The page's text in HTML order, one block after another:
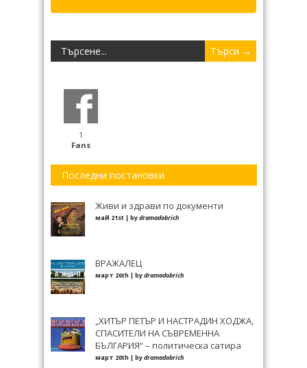
1
Fans
Последни постановки
Живи и здрави по документи
май 21st | bydramadobrich
ВРАЖАЛЕЦ
март 26th | bydramadobrich
„ХИТЪР ПЕТЪР И НАСТРАДИН ХОДЖА,
СПАСИТЕЛИ НА СЪВРЕМЕННА
БЪЛГАРИЯ“ – политическа сатира
март 20th | bydramadobrich